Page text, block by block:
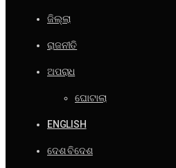
ଜିଲ୍ଲା
ରାଜନୀତି
ଅପରାଧ
ଘୋଟାଲା
ENGLISH
ଦେଶ ବିଦେଶ